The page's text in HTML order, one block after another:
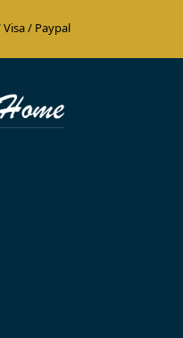
/ Paypal